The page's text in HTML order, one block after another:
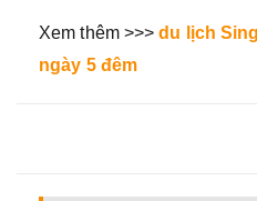
Xem thêm >>>du lịch
ngày 5 đêm